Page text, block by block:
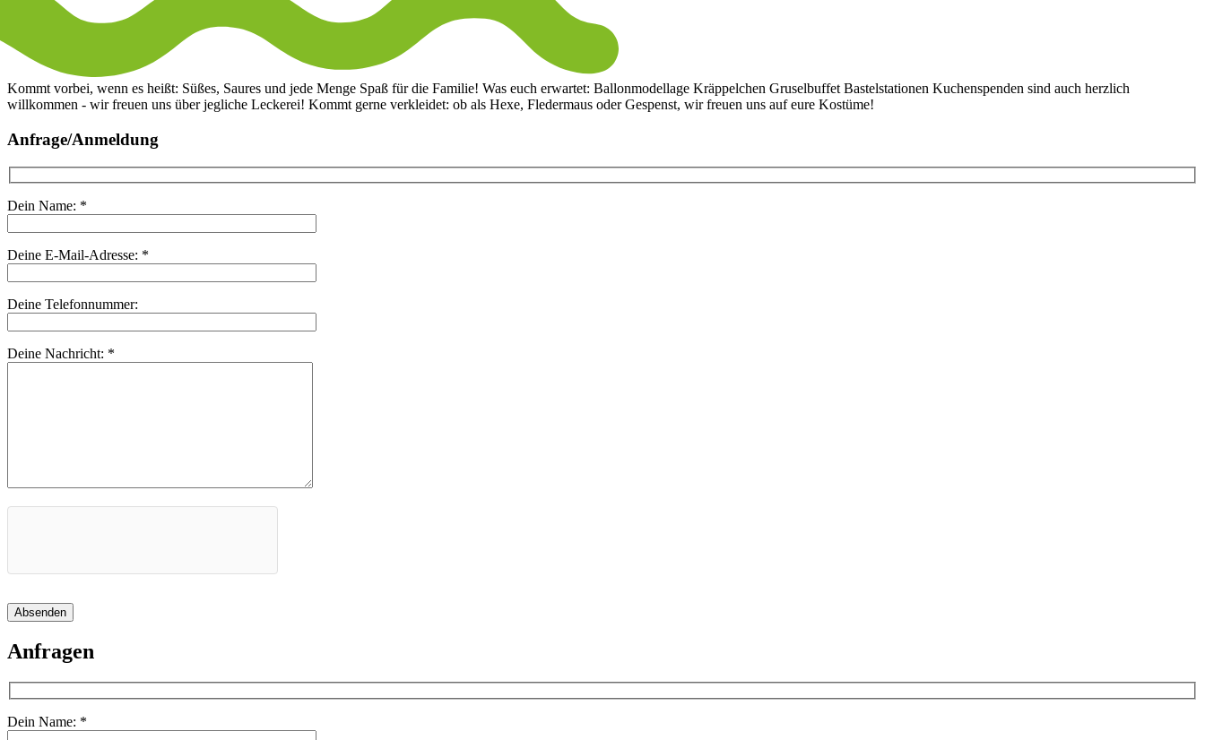
Kommt vorbei, wenn es heißt: Süßes, Saures und jede Menge Spaß für die Familie! Was euch erwartet: Ballonmodellage Kräppelchen Gruselbuffet Bastelstationen Kuchenspenden sind auch herzlich
willkommen - wir freuen uns über jegliche Leckerei! Kommt gerne verkleidet: ob als Hexe, Fledermaus oder Gespenst, wir freuen uns auf eure Kostüme!
Anfrage/Anmeldung
Dein Name: *
Deine E-Mail-Adresse: *
Deine Telefonnummer:
Deine Nachricht: *
Absenden
Anfragen
Dein Name: *